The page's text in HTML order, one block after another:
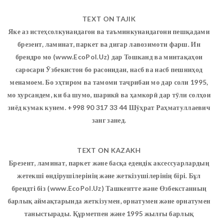
TEXT ON TAJIK
Яке аз истеҳсолкунандагон ва таъминкунандагони пешқадами
брезент, ламинат, паркет ва дигар лавозимоти фарш. Ин
брендро мо (www.EcoPol.Uz) дар Тошканд ва минтақаҳои
саросари Ӯзбекистон бо расонидан, насб ва насб пешниҳод
менамоем. Бо эҳтиром ва тамоми таҷрибаи мо дар соли 1995,
мо хурсандем, ки ба шумо, шарикӣ ва ҳамкорӣ дар тӯли солҳои
зиёд кумак кунем. +998 90 317 33 44 Шӯҳрат Раҳматуллаевич
занг занед.
TEXT ON KAZAKH
Брезент, ламинат, паркет және басқа едендік аксессуарлардың
жетекші өндірушілерінің және жеткізушілерінің бірі. Бұл
брендті біз (www.EcoPol.Uz) Ташкентте және Өзбекстанның
барлық аймақтарында жеткізумен, орнатумен және орнатумен
таныстырады. Құрметпен және 1995 жылғы барлық